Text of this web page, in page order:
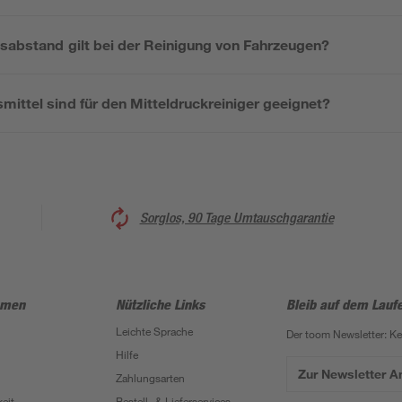
gilt bei der Reinigung von Fahrzeugen?
sind für den Mitteldruckreiniger geeignet?
Sorglos, 90 Tage Umtauschgarantie
Nützliche Links
Leichte Sprache
Hilfe
Zahlungsarten
Bleib auf dem
Der toom Newsletter:
Zur Newsletter